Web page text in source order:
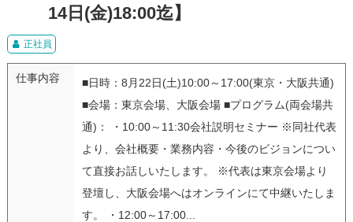
14日(金)18:00迄】
正社員
仕事内容
■日時：8月22日(土)10:00～17:00(東京・大阪共通)
■会場：東京会場、大阪会場 ■プログラム(両会場共
通)： ・10:00～11:30会社説明セミナー ※同社代表
より、会社概要・業務内容・今後のビジョンについ
て直接お話しいたします。 ※代表は東京会場より
登壇し、大阪会場へはオンラインにて中継いたしま
す。 ・12:00～17:00...